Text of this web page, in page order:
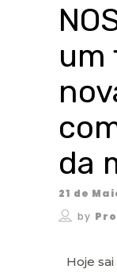
um
da
21 de
by
Hoje